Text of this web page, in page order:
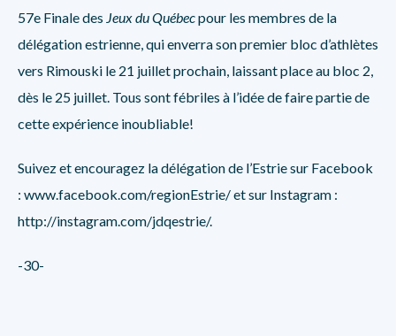
57e Finale des Jeux du Québecpour les membres de la
délégation estrienne, qui enverra son premier bloc d’athlètes
vers Rimouski le 21 juillet prochain, laissant place au bloc 2,
dès le 25 juillet. Tous sont fébriles à l’idée de faire partie de
cette expérience inoubliable!
Suivez et encouragez la délégation de l’Estrie sur Facebook
: www.facebook.com/regionEstrie/et sur Instagram :
http://instagram.com/jdqestrie/.
-30-